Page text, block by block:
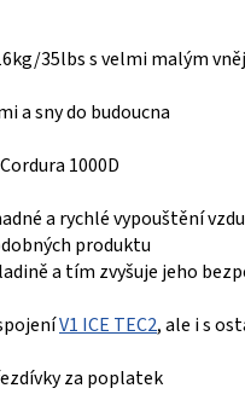
35lbs s velmi malým
a sny do budoucna
1000D
a rychlé vypouštění
produktu
a tím zvyšuje jeho
V1 ICE TEC2, ale i s
za poplatek